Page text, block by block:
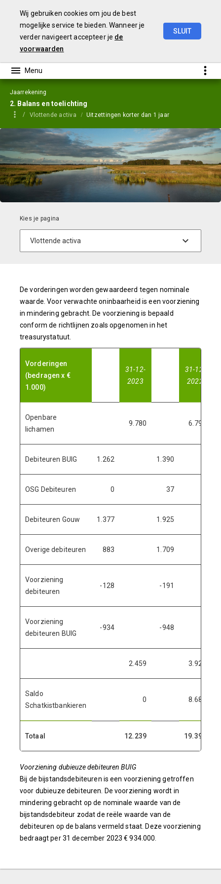
Wij gebruiken cookies om jou de best
mogelijke service te bieden. Wanneer je
verder navigeert accepteer je de
voorwaarden
SLUIT
Jaarrekening
2. Balans en toelichting
Vlottende activa Uitzettingen korter dan 1 jaar
De vorderingen worden gewaardeerd tegen nominale
waarde. Voor verwachte oninbaarheid is een voorziening
in mindering gebracht. De voorziening is bepaald
conform de richtlijnen zoals opgenomen in het
treasurystatuut.
Vorderingen
(bedragen x €
1.000)
31-12-
2023
31-12-
2022
Openbare
lichamen
9.780 6.791
Debiteuren BUIG 1.262 1.390
OSG Debiteuren 0 37
Debiteuren Gouw 1.377 1.925
Overige debiteuren 883 1.709
Voorziening
debiteuren
-128 -191
Voorziening
debiteuren BUIG
-934 -948
2.459 3.922
Saldo
Schatkistbankieren
0 8.684
Totaal 12.239 19.398
Voorziening dubieuze debiteuren BUIG
Bij de bijstandsdebiteuren is een voorziening getroffen
voor dubieuze debiteuren. De voorziening wordt in
mindering gebracht op de nominale waarde van de
bijstandsdebiteur zodat de reële waarde van de
debiteuren op de balans vermeld staat. Deze voorziening
bedraagt per 31 december 2023 € 934.000.